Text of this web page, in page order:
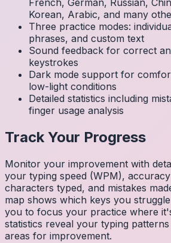
French, German, Russian,
Korean, Arabic, and many
Three practice modes:
phrases, and custom text
Sound feedback for correct
keystrokes
Dark mode support for
low-light conditions
Detailed statistics including
finger usage analysis
Track Your Progress
Monitor your improvement with
your typing speed (WPM),
characters typed, and mistakes
map shows which keys you
you to focus your practice where
statistics reveal your typing
areas for improvement.